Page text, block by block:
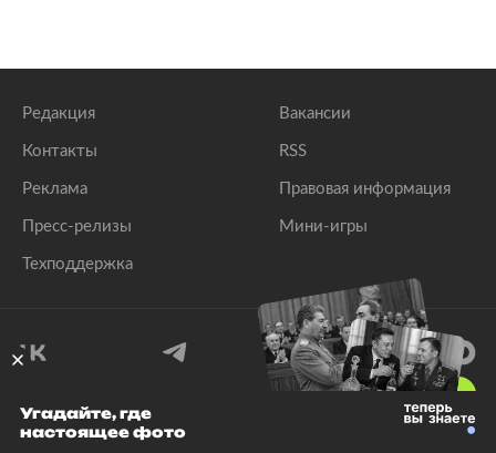
Редакция
Контакты
Реклама
Пресс-релизы
Техподдержка
Вакансии
RSS
Правовая информация
Мини-игры
© 1999–2026 Все права защищены.
Угадайте, где
настоящее фото